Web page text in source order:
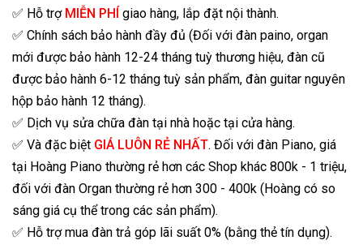
✅ Hỗ trợ MIỄN PHÍ giao hàng, lắp đặt nội thành.
✅ Chính sách bảo hành đầy đủ (Đối với đàn paino, organ
mới được bảo hành 12-24 tháng tuỳ thương hiệu, đàn cũ
được bảo hành 6-12 tháng tuỳ sản phẩm, đàn guitar nguyên
hộp bảo hành 12 tháng).
✅ Dịch vụ sửa chữa đàn tại nhà hoặc tại cửa hàng.
✅ Và đặc biệt GIÁ LUÔN RẺ NHẤT. Đối với đàn Piano, giá
tại Hoàng Piano thường rẻ hơn các Shop khác 800k - 1 triệu,
đối với đàn Organ thường rẻ hơn 300 - 400k (Hoàng có so
sáng giá cụ thể trong các sản phẩm).
✅ Hỗ trợ mua đàn trả góp lãi suất 0% (bằng thẻ tín dụng).